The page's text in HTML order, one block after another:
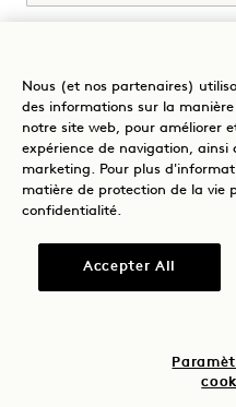
Visitez
1
Hotels
Visitez
1
Hotels
1
Guidez
Conditions
Conditions générales
Nous (et nos partenaires)
des informations sur la
notre site web, pour améliorer
expérience de navigation,
marketing. Pour plus
matière de protection de la vie
confidentialité.
Accepter All